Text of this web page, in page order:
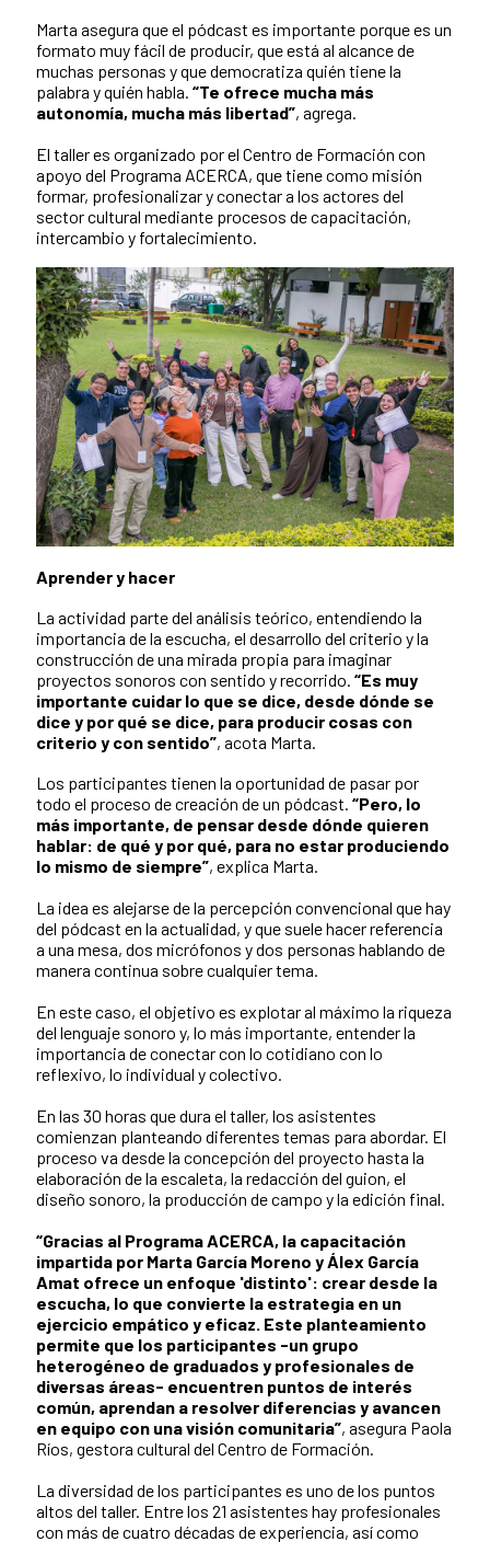
Marta asegura que el pódcast es importante porque es un
formato muy fácil de producir, que está al alcance de
muchas personas y que democratiza quién tiene la
palabra y quién habla. “Te ofrece mucha más
autonomía, mucha más libertad”, agrega.
El taller es organizado por el Centro de Formación con
apoyo del Programa ACERCA, que tiene como misión
formar, profesionalizar y conectar a los actores del
sector cultural mediante procesos de capacitación,
intercambio y fortalecimiento.
Aprender y hacer
La actividad parte del análisis teórico, entendiendo la
importancia de la escucha, el desarrollo del criterio y la
construcción de una mirada propia para imaginar
proyectos sonoros con sentido y recorrido. “Es muy
importante cuidar lo que se dice, desde dónde se
dice y por qué se dice, para producir cosas con
criterio y con sentido”, acota Marta.
Los participantes tienen la oportunidad de pasar por
todo el proceso de creación de un pódcast. “Pero, lo
más importante, de pensar desde dónde quieren
hablar: de qué y por qué, para no estar produciendo
lo mismo de siempre”, explica Marta.
La idea es alejarse de la percepción convencional que hay
del pódcast en la actualidad, y que suele hacer referencia
a una mesa, dos micrófonos y dos personas hablando de
manera continua sobre cualquier tema.
En este caso, el objetivo es explotar al máximo la riqueza
del lenguaje sonoro y, lo más importante, entender la
importancia de conectar con lo cotidiano con lo
reflexivo, lo individual y colectivo.
En las 30 horas que dura el taller, los asistentes
comienzan planteando diferentes temas para abordar. El
proceso va desde la concepción del proyecto hasta la
elaboración de la escaleta, la redacción del guion, el
diseño sonoro, la producción de campo y la edición final.
“Gracias al Programa ACERCA, la capacitación
impartida por Marta García Moreno y Álex García
Amat ofrece un enfoque 'distinto': crear desde la
escucha, lo que convierte la estrategia en un
ejercicio empático y eficaz. Este planteamiento
permite que los participantes -un grupo
heterogéneo de graduados y profesionales de
diversas áreas- encuentren puntos de interés
común, aprendan a resolver diferencias y avancen
en equipo con una visión comunitaria”, asegura Paola
Ríos, gestora cultural del Centro de Formación.
La diversidad de los participantes es uno de los puntos
altos del taller. Entre los 21 asistentes hay profesionales
con más de cuatro décadas de experiencia, así como